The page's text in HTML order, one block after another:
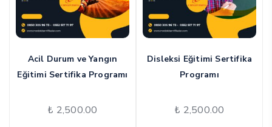
Acil Durum ve Yangın
Eğitimi Sertifika Programı
₺ 2,500.00
Disleksi Eğitimi Sertifika
Programı
₺ 2,500.00